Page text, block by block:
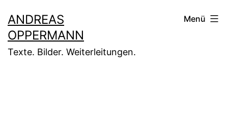
Inhalt
springen
ANDREAS
OPPERMANN
Texte. Bilder. Weiterleitungen.
Menü